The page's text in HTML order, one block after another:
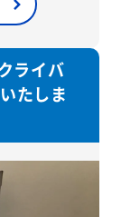
ライバ
たしま